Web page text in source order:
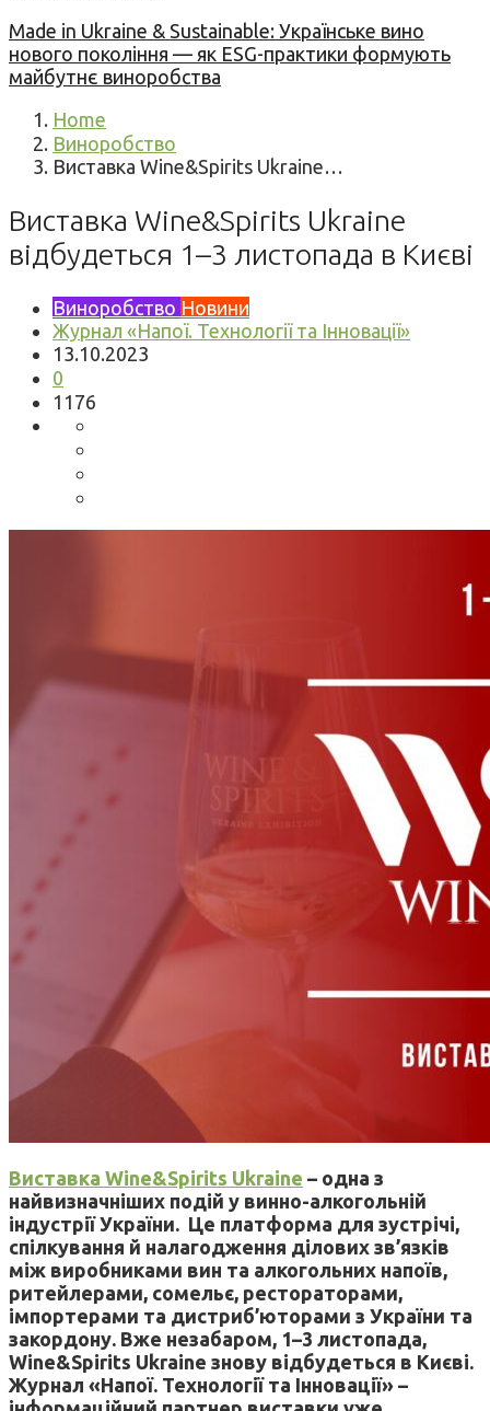
Made in Ukraine & Sustainable: Українське вино
нового покоління — як ESG-практики формують
майбутнє виноробства
Home
Виноробство
Виставка Wine&Spirits Ukraine…
Виставка Wine&Spirits Ukraine
відбудеться 1–3 листопада в Києві
Виноробство Новини
Журнал «Напої. Технології та Інновації»
13.10.2023
0
1176
Виставка Wine&Spirits Ukraine – одна з
найвизначніших подій у винно-алкогольній
індустрії України. Це платформа для зустрічі,
спілкування й налагодження ділових зв’язків
між виробниками вин та алкогольних напоїв,
ритейлерами, сомельє, рестораторами,
імпортерами та дистриб’юторами з України та
закордону. Вже незабаром, 1–3 листопада,
Wine&Spirits Ukraine знову відбудеться в Києві.
Журнал «Напої. Технології та Інновації» –